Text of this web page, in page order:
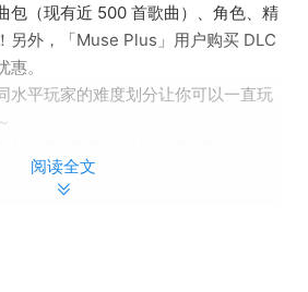
包（现有近 500 首歌曲）、角色、精
另外，「Muse Plus」用户购买 DLC
。
水平玩家的难度划分让你可以一直玩
阅读全文